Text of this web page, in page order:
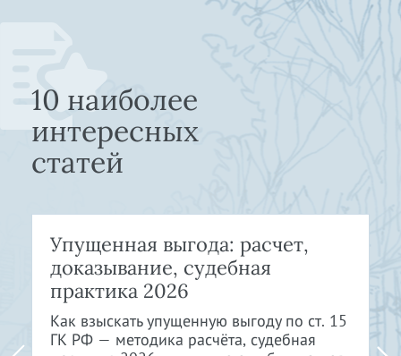
10 наиболее
интересных
статей
Упущенная выгода: расчет,
доказывание, судебная
практика 2026
Как взыскать упущенную выгоду по ст. 15
ГК РФ — методика расчёта, судебная